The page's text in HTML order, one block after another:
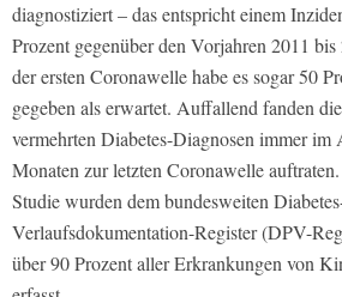
diagnostiziert – das entspricht einem
Prozent gegenüber den Vorjahren 2011
der ersten Coronawelle habe es sogar 50
gegeben als erwartet. Auffallend fanden
vermehrten Diabetes-Diagnosen immer im
Monaten zur letzten Coronawelle
Studie wurden dem bundesweiten
Verlaufsdokumentation-Register (DPV-
über 90 Prozent aller Erkrankungen von